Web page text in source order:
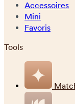
Accessoires
Mini
Favoris
Tools